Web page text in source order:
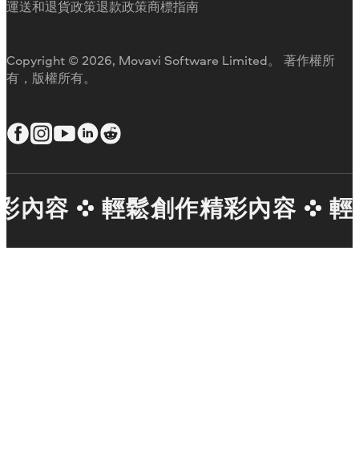
工作用
Copyright © 2026, Movavi Software Limited。 著作權所
有，版權所有。
運送和退貨政策退款政策商標指南
容 輕鬆創作精彩內容 輕